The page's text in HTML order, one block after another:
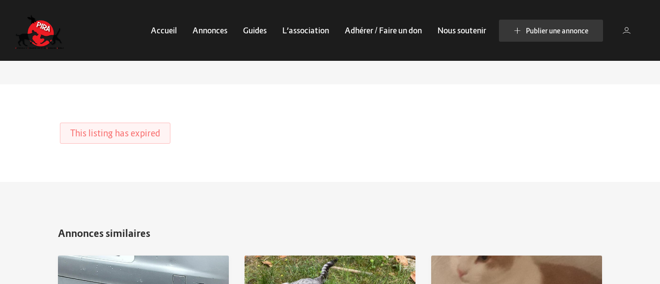
Accueil Annonces Guides L’association Adhérer / Faire un don Nous soutenir Publier une annonce
This listing has expired